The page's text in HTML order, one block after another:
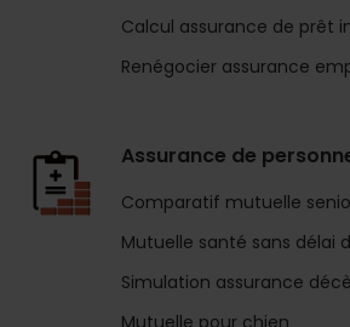
Calcul assurance de prêt
Renégocier assurance
Assurance de
Comparatif mutuelle
Mutuelle santé sans délai
Simulation assurance
Mutuelle pour chien